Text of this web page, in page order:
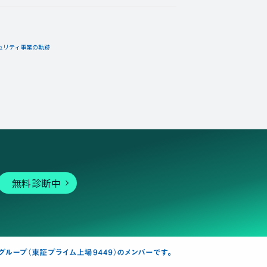
リティ事業の軌跡
無料診断中